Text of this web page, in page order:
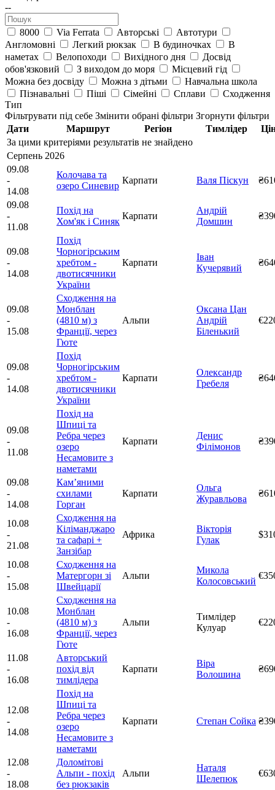
--
8000 Via Ferrata Авторські
Автотури
Англомовні
Легкий рюкзак В будиночках
В
наметах
Велопоходи Вихідного дня
Досвід
обов'язковий
З виходом до моря
Місцевий гід
Можна без досвіду
Можна з дітьми
Навчальна школа
Пізнавальні
Піші Сімейні Сплави
Сходження
Тип
Фільтрувати під себе Змінити обрані фільтри Згорнути фільтри
Дати
Маршрут Регіон Тимлідер
За цими критеріями результатів не знайдено
Серпень 2026
09.08
-
14.08
Колочава та
озеро Синевир
Карпати Валя Піскун
09.08
-
11.08
Похід на
Хом'як і Синяк
Карпати
Андрій
Домшин
09.08
-
14.08
Похід
Чорногірським
хребтом -
двотисячники
України
Карпати
Іван
Кучерявий
09.08
-
15.08
Сходження на
Монблан
(4810 м) з
Франції, через
Гюте
Альпи
Оксана Цан
Андрій
Біленький
09.08
-
14.08
Похід
Чорногірським
хребтом -
двотисячники
України
Карпати
Олександр
Гребеля
09.08
-
11.08
Похід на
Шпиці та
Ребра через
озеро
Несамовите з
наметами
Карпати
Денис
Філімонов
09.08
-
14.08
Камʼяними
схилами
Горган
Карпати
Ольга
Журавльова
10.08
-
21.08
Сходження на
Кіліманджаро
та сафарі +
Занзібар
Африка
Вікторія
Гулак
10.08
-
15.08
Сходження на
Матергорн зі
Швейцарії
Альпи
Микола
Колосовський
10.08
-
16.08
Сходження на
Монблан
(4810 м) з
Франції, через
Гюте
Альпи
Тимлідер
Кулуар
11.08
-
16.08
Авторський
похід від
тимлідера
Карпати
Віра
Волошина
12.08
-
14.08
Похід на
Шпиці та
Ребра через
озеро
Несамовите з
наметами
Карпати Степан Сойка
12.08
-
18.08
Доломітові
Альпи - похід
без рюкзаків
Альпи
Наталя
Шелепюк